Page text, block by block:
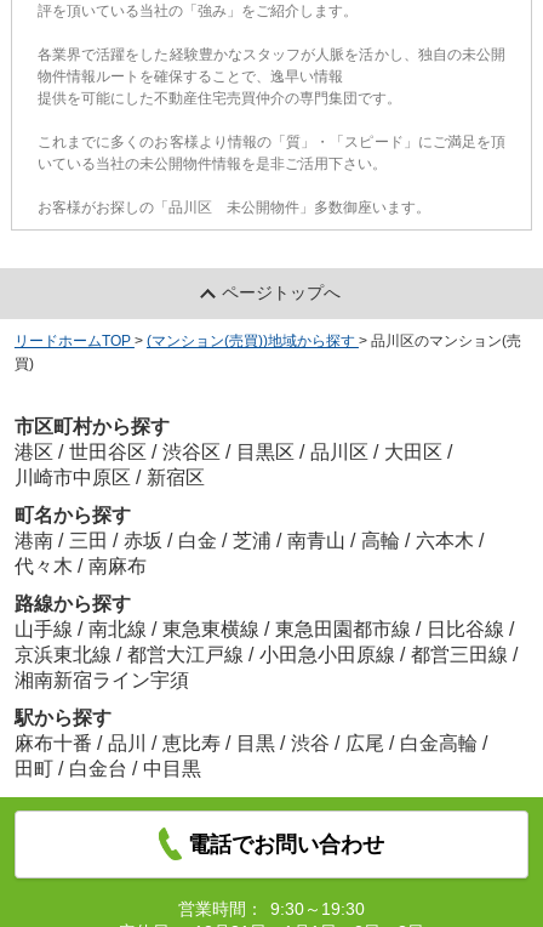
評を頂いている当社の「強み」をご紹介します。
各業界で活躍をした経験豊かなスタッフが人脈を活かし、独自の未公開
物件情報ルートを確保することで、逸早い情報
提供を可能にした不動産住宅売買仲介の専門集団です。
これまでに多くのお客様より情報の「質」・「スピード」にご満足を頂
いている当社の未公開物件情報を是非ご活用下さい。
お客様がお探しの「品川区 未公開物件」多数御座います。
ページトップへ
リードホームTOP > (マンション(売買))地域から探す > 品川区のマンション(売
買)
市区町村から探す
港区 / 世田谷区 / 渋谷区 / 目黒区 / 品川区 / 大田区 /
川崎市中原区 / 新宿区
町名から探す
港南 / 三田 / 赤坂 / 白金 / 芝浦 / 南青山 / 高輪 / 六本木 /
代々木 / 南麻布
路線から探す
山手線 / 南北線 / 東急東横線 / 東急田園都市線 / 日比谷線 /
京浜東北線 / 都営大江戸線 / 小田急小田原線 / 都営三田線 /
湘南新宿ライン宇須
駅から探す
麻布十番 / 品川 / 恵比寿 / 目黒 / 渋谷 / 広尾 / 白金高輪 /
田町 / 白金台 / 中目黒
電話でお問い合わせ
営業時間：
9:30～19:30